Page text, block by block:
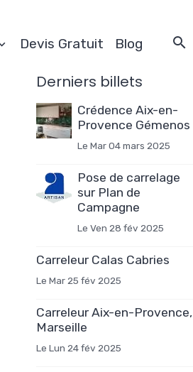
Devis Gratuit Blog
Derniers billets
Crédence Aix-en-
Provence Gémenos
Le Mar 04 mars 2025
Pose de carrelage
sur Plan de
Campagne
Le Ven 28 fév 2025
Carreleur Calas Cabries
Le Mar 25 fév 2025
Carreleur Aix-en-Provence,
Marseille
Le Lun 24 fév 2025